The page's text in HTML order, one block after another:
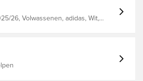
26, Volwassenen, adidas, Wit,